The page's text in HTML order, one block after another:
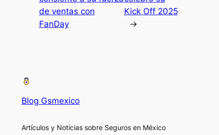
de ventas con
FanDay
Kick Off 2025
→
Blog Gsmexico
Artículos y Noticias sobre Seguros en México